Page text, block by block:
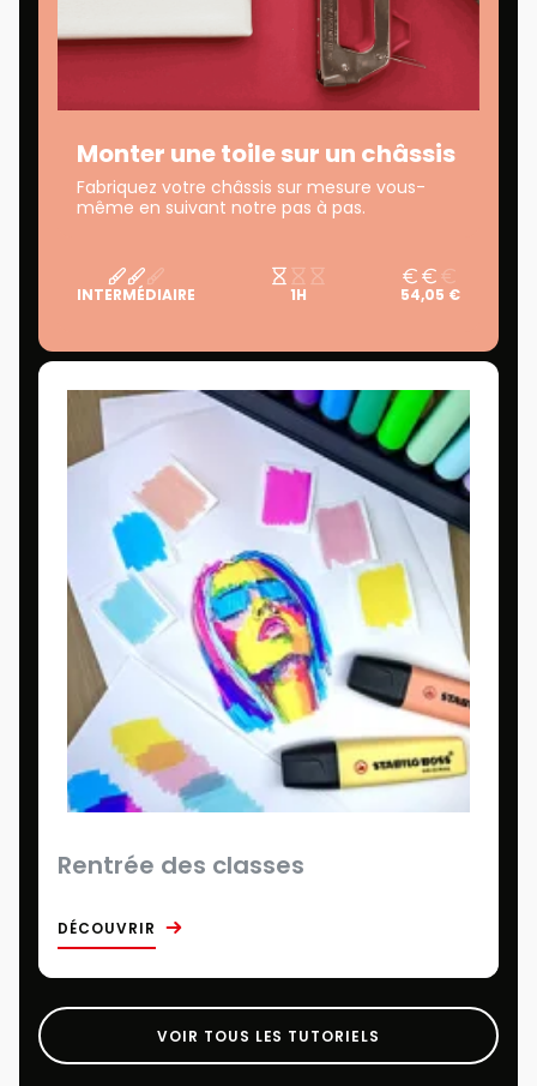
Monter une toile sur un châssis
Fabriquez votre châssis sur mesure vous-
même en suivant notre pas à pas.
INTERMÉDIAIRE 1H 54,05 €
Rentrée des classes
DÉCOUVRIR
VOIR TOUS LES TUTORIELS